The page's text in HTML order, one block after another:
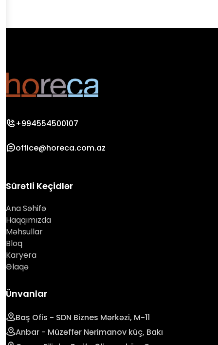
+994554500107
office@horeca.com.az
Sürətli Keçidlər
Ana Səhifə
Haqqımızda
Məhsullar
Bloq
Karyera
Əlaqə
Ünvanlar
Baş Ofis - SDN Biznes Mərkəzi, M-11
Anbar - Müzəffər Nərimanov küç, Bakı